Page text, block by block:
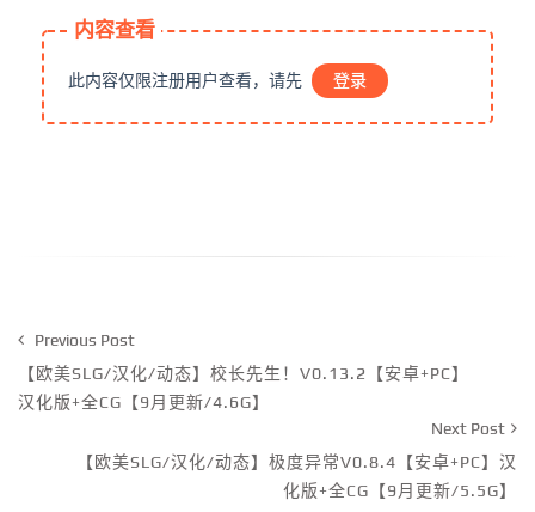
内容查看
此内容仅限注册用户查看，请先 登录
Previous Post
【欧美SLG/汉化/动态】校长先生！V0.13.2【安卓+PC】
汉化版+全CG【9月更新/4.6G】
Next Post
【欧美SLG/汉化/动态】极度异常V0.8.4【安卓+PC】汉
化版+全CG【9月更新/5.5G】